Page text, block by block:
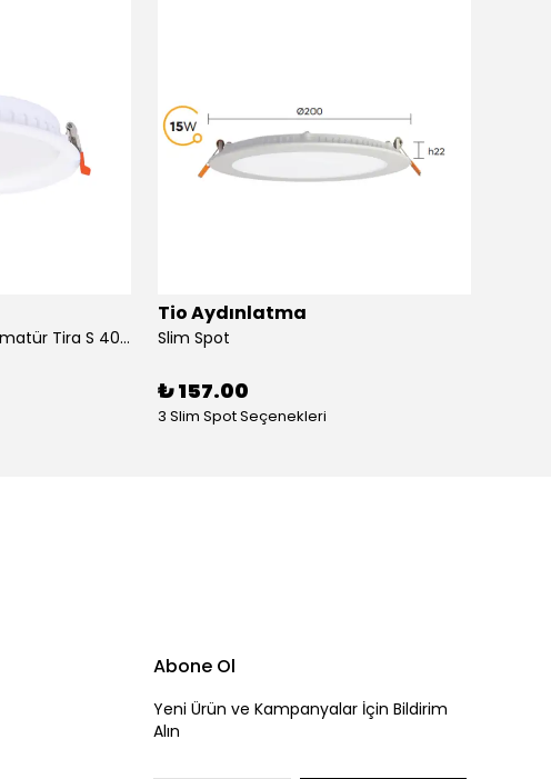
Pelsan Downlight LED Armatür Tira S 4000K 15W
Tio Aydınlatma
Slim Spot
₺ 157.00
3 Slim Spot Seçenekleri
Abone Ol
Yeni Ürün ve Kampanyalar İçin Bildirim
Alın